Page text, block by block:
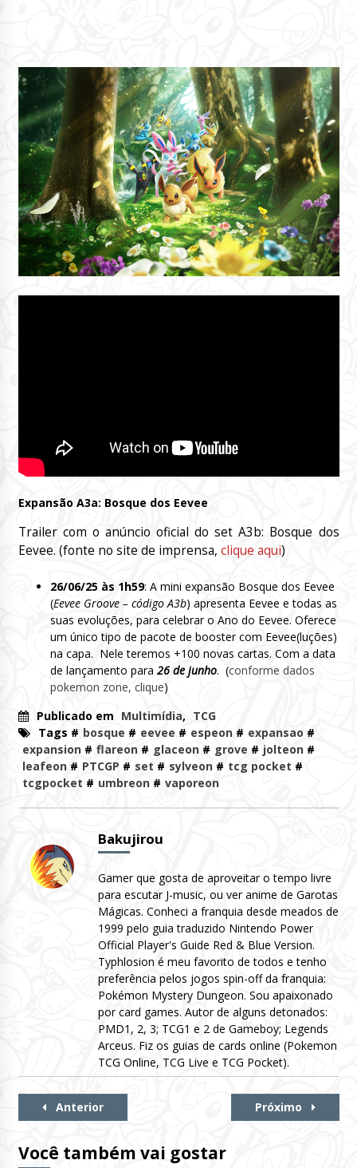
Expansão A3a: Bosque dos Eevee
Trailer com o anúncio oficial do set A3b: Bosque dos
Eevee. (fonte no site de imprensa, clique aqui)
26/06/25 às 1h59: A mini expansão Bosque dos Eevee
(Eevee Groove – código A3b) apresenta Eevee e todas as
suas evoluções, para celebrar o Ano do Eevee. Oferece
um único tipo de pacote de booster com Eevee(luções)
na capa. Nele teremos +100 novas cartas. Com a data
de lançamento para 26 de junho. (conforme dados
pokemon zone, clique)
Publicado em Multimídia, TCG
Tags # bosque # eevee # espeon# expansao #
expansion# flareon# glaceon# grove # jolteon#
leafeon# PTCGP # set # sylveon# tcg pocket #
tcgpocket # umbreon# vaporeon
Bakujirou
Gamer que gosta de aproveitar o tempo livre
para escutar J-music, ou ver anime de Garotas
Mágicas. Conheci a franquia desde meados de
1999 pelo guia traduzido Nintendo Power
Official Player's Guide Red & Blue Version.
Typhlosion é meu favorito de todos e tenho
preferência pelos jogos spin-off da franquia:
Pokémon Mystery Dungeon. Sou apaixonado
por card games. Autor de alguns detonados:
PMD1, 2, 3; TCG1 e 2 de Gameboy; Legends
Arceus. Fiz os guias de cards online (Pokemon
TCG Online, TCG Live e TCG Pocket).
Continue
Anterior Próximo
Você também vai gostar